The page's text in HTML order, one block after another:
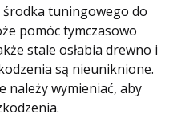
tuningowego do
pomóc tymczasowo
stale osłabia drewno i
są nieuniknione.
należy wymieniać, aby